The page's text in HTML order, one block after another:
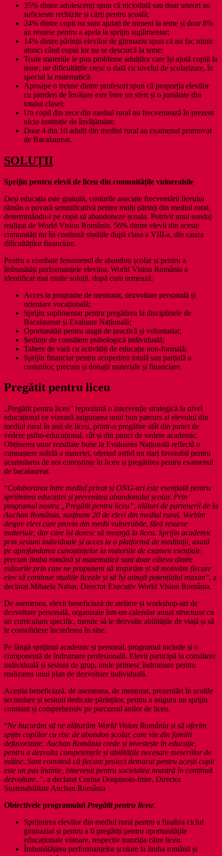
35% dintre adolescenți spun că niciodată sau doar uneori au
suficiente rechizite și cărți pentru școală;
24% dintre copii nu sunt ajutați de nimeni la teme și doar 8%
au resurse pentru a apela la sprijin suplimentar;
14% dintre părinții elevilor de gimnaziu spun că nu fac nimic
atunci când copiii lor nu se descurcă la teme;
Toate materiile le pun probleme adulților care își ajută copiii la
teme, iar dificultățile cresc o dată cu nivelul de școlarizare, în
special la matematică;
Aproape o treime dintre profesori spun că proporția elevilor
cu pierderi de învățare este între un sfert și o jumătate din
totalul clasei;
Un copil din zece din mediul rural nu frecventează în prezent
nicio instituție de învățământ;
Doar 4 din 10 adulți din mediul rural au examenul promovat
de Bacalaureat.
SOLUȚII
Sprijin pentru elevii de liceu din comunitățile vulnerabile
Deși educația este gratuită, costurile asociate frecventării liceului
rămân o povară semnificativă pentru mulți părinți din mediul rural,
determinându-i pe copii să abandoneze școala. Potrivit unui sondaj
realizat de World Vision România, 56% dintre elevii din aceste
comunități nu își continuă studiile după clasa a VIII-a, din cauza
dificultăților financiare.
Pentru a combate fenomenul de abandon școlar și pentru a
îmbunătăți performanțele elevilor, World Vision România a
identificat mai multe soluții, după cum urmează:
Acces la programe de mentorat, dezvoltare personală și
orientare vocațională;
Sprijin suplimentar pentru pregătirea la disciplinele de
Bacalaureat și Evaluare Națională;
Oportunități pentru stagii de practică și voluntariat;
Ședințe de consiliere psihologică individuală;
Tabere de vară cu activități de educație non-formală;
Sprijin financiar pentru acoperirea totală sau parțială a
costurilor, precum și donații materiale și financiare.
Pregătit pentru liceu
„Pregătit pentru liceu” reprezintă o intervenție strategică la nivel
educațional ce vizează asigurarea unui bun parcurs al elevului din
mediul rural în anii de liceu, printr-o pregătire atât din punct de
vedere psiho-educațional, cât și din punct de vedere academic.
Obținerea unor rezultate bune la Evaluarea Națională reflectă o
cunoaștere solidă a materiei, oferind astfel un start favorabil pentru
acumularea de noi cunoștințe în liceu și pregătirea pentru examenul
de bacalaureat.
“Colaborarea între mediul privat și ONG-uri este esențială pentru
sprijinirea educației și prevenirea abandonului școlar. Prin
programul nostru „Pregătit pentru liceu”, alături de partenerii de la
Auchan România, susținem 20 de elevi din mediul rural. Vorbim
despre elevi care provin din medii vulnerabile, fără resurse
materiale, dar care își doresc să meargă la liceu. Sprijin academic
prin sesiuni individuale și acces la o platformă de meditații, axată
pe aprofundarea cunoștințelor la materiile de examen esențiale,
precum limba română și matematică sunt doar câteva dintre
măsurile prin care ne propunem să inspirăm și să motivăm fiecare
elev să continue studiile liceale și să își atingă potențialul maxim”, a
declarat Mihaela Nabar, Director Executiv World Vision România.
De asemenea, elevii beneficiază de ateliere și workshop-uri de
dezvoltare personală, organizate într-un calendar anual structurat cu
un curriculum specific, menite să le dezvolte abilitățile de viață și să
le consolideze încrederea în sine.
Pe lângă sprijinul academic și personal, programul include și o
componentă de îndrumare profesională. Elevii participă la consiliere
individuală și sesiuni de grup, unde primesc îndrumare pentru
realizarea unui plan de dezvoltare individuală.
Aceștia beneficiază, de asemenea, de mentorat, prezentări în școlile
secundare și sesiuni dedicate părinților, pentru a asigura un sprijin
constant și comprehensiv pe parcursul anilor de liceu.
“Ne bucurăm să ne alăturăm World Vision România și să oferim
spijin copiilor cu risc de abandon școlar, care vin din familii
defavorizate. Auchan România crede și investește în educație,
pentru a dezvolta competențele și abilitățile necesare meseriilor de
mâine. Sunt convinsă că fiecare proiect demarat pentru acești copii
este un pas înainte, binevenit pentru societatea noastră în continuă
dezvoltare. ”, a declarat Corina Dospinoiu-Imre, Director
Sustenabilitate Auchan România
Obiectivele programului Pregătit pentru liceu:
Sprijinirea elevilor din mediul rural pentru a finaliza ciclul
gimnazial și pentru a fi pregătiți pentru oportunitățile
educaționale viitoare, respectiv tranziția către liceu.
Îmbunătățirea performanțelor școlare la limba română și